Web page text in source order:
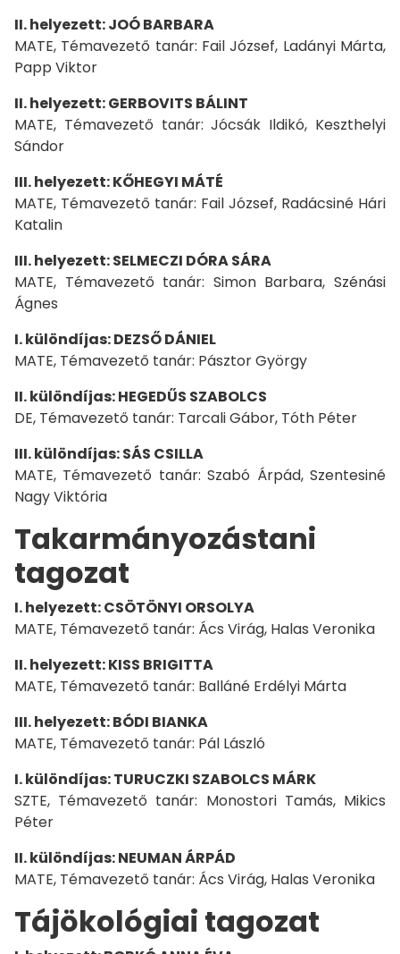
II. helyezett: JOÓ BARBARA
MATE, Témavezető tanár: Fail József, Ladányi Márta,
Papp Viktor
II. helyezett: GERBOVITS BÁLINT
MATE, Témavezető tanár: Jócsák Ildikó, Keszthelyi
Sándor
III. helyezett: KŐHEGYI MÁTÉ
MATE, Témavezető tanár: Fail József, Radácsiné Hári
Katalin
III. helyezett: SELMECZI DÓRA SÁRA
MATE, Témavezető tanár: Simon Barbara, Szénási
Ágnes
I. különdíjas: DEZSŐ DÁNIEL
MATE, Témavezető tanár: Pásztor György
II. különdíjas: HEGEDŰS SZABOLCS
DE, Témavezető tanár: Tarcali Gábor, Tóth Péter
III. különdíjas: SÁS CSILLA
MATE, Témavezető tanár: Szabó Árpád, Szentesiné
Nagy Viktória
Takarmányozástani
tagozat
I. helyezett: CSÖTÖNYI ORSOLYA
MATE, Témavezető tanár: Ács Virág, Halas Veronika
II. helyezett: KISS BRIGITTA
MATE, Témavezető tanár: Balláné Erdélyi Márta
III. helyezett: BÓDI BIANKA
MATE, Témavezető tanár: Pál László
I. különdíjas: TURUCZKI SZABOLCS MÁRK
SZTE, Témavezető tanár: Monostori Tamás, Mikics
Péter
II. különdíjas: NEUMAN ÁRPÁD
MATE, Témavezető tanár: Ács Virág, Halas Veronika
Tájökológiai tagozat